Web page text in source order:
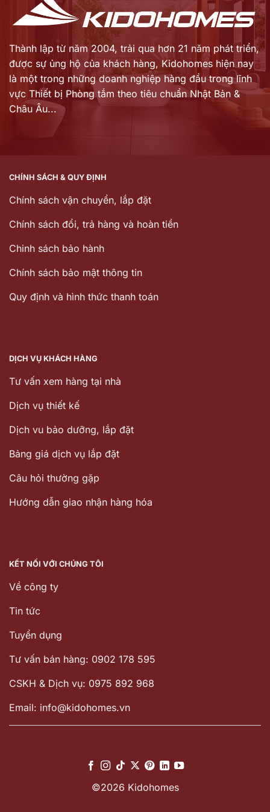
Thành lập từ năm 2004, trải qua hơn 21 năm phát triển,
được sự ủng hộ của khách hàng, Kidohomes hiện nay
là một trong những doanh nghiệp hàng đầu trong lĩnh
vực Thiết bị Phòng tắm theo tiêu chuẩn Nhật Bản &
Châu Âu...
CHÍNH SÁCH & QUY ĐỊNH
Chính sách vận chuyển, lắp đặt
Chính sách đổi, trả hàng và hoàn tiền
Chinh sách bảo hành
Chính sách bảo mật thông tin
Quy định và hình thức thanh toán
DỊCH VỤ KHÁCH HÀNG
Tư vấn xem hàng tại nhà
Dịch vụ thiết kế
Dịch vu bảo dưỡng, lắp đặt
Bảng giá dịch vụ lắp đặt
Câu hỏi thường gặp
Hướng dẫn giao nhận hàng hóa
KẾT NỐI VỚI CHÚNG TÔI
Về công ty
Tin tức
Tuyển dụng
Tư vấn bán hàng: 0902 178 595
CSKH & Dịch vụ: 0975 892 968
Email: info@kidohomes.vn
©2026 Kidohomes